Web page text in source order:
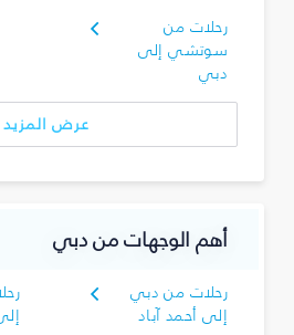
رحلات من
سوتشي إلى
دبي
عرض المزيد
أهم الوجهات من دبي
رحلات من دبي
إلى أحمد آباد